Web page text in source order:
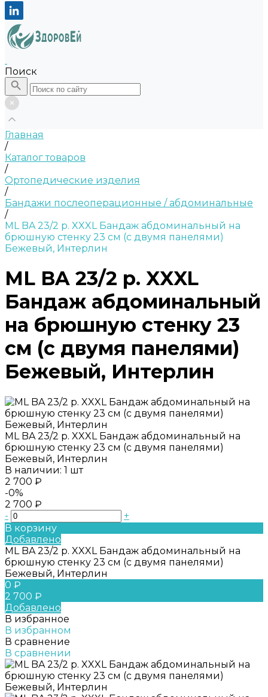
Поиск
Главная
/
Каталог товаров
/
Ортопедические изделия
/
Бандажи послеоперационные / абдоминальные
/
ML BA 23/2 р. XXXL Бандаж абдоминальный на
брюшную стенку 23 см (c двумя панелями)
Бежевый, Интерлин
ML BA 23/2 р. XXXL
Бандаж абдоминальный
на брюшную стенку 23
см (c двумя панелями)
Бежевый, Интерлин
ML BA 23/2 р. XXXL Бандаж абдоминальный на
брюшную стенку 23 см (c двумя панелями)
Бежевый, Интерлин
В наличии: 1 шт
2 700 ₽
-0%
2 700 ₽
-
+
В корзину
Добавлено
ML BA 23/2 р. XXXL Бандаж абдоминальный на
брюшную стенку 23 см (c двумя панелями)
Бежевый, Интерлин
0 ₽
2 700 ₽
Добавлено
В избранное
В избранном
В сравнение
В сравнении